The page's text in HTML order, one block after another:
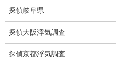
盗撮器
探偵岐阜県
探偵大阪浮気調査
探偵京都浮気調査